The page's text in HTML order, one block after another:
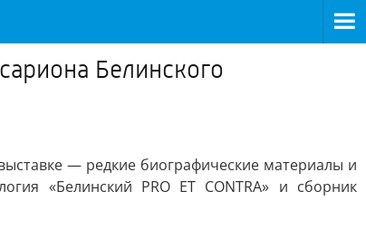
Белинского
— редкие биографические материалы и
«Белинский PRO ET CONTRA» и сборник